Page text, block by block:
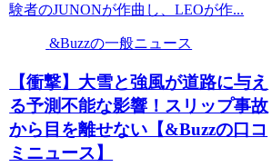
験者のJUNONが作曲し、LEOが作...
&Buzzの一般ニュース
【衝撃】大雪と強風が道路に与え
る予測不能な影響！スリップ事故
から目を離せない【&Buzzの口コ
ミニュース】